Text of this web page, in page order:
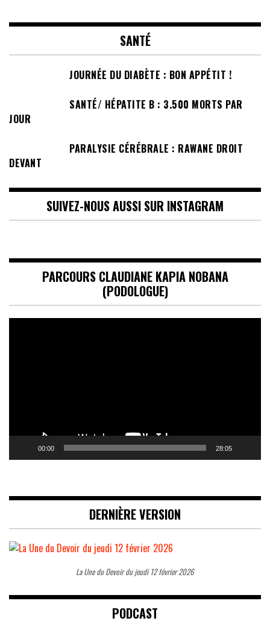
SANTÉ
JOURNÉE DU DIABÈTE : BON APPÉTIT !
SANTÉ/ HÉPATITE B : 3.500 MORTS PAR
JOUR
PARALYSIE CÉRÉBRALE : RAWANE DROIT
DEVANT
SUIVEZ-NOUS AUSSI SUR INSTAGRAM
PARCOURS CLAUDIANE KAPIA NOBANA
(PODOLOGUE)
00:00 28:05
DERNIÈRE VERSION
La Une du Devoir du jeudi 12 février 2026
PODCAST